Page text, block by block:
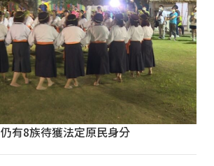
有8族待獲法定原民身分